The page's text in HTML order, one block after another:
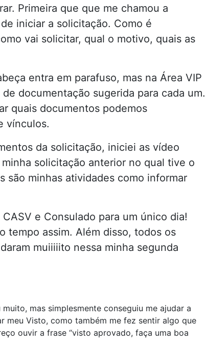
Primeira que que me chamou a
iniciar a solicitação. Como é
vai solicitar, qual o motivo, quais as
entra em parafuso, mas na Área VIP
documentação sugerida para cada um.
quais documentos podemos
vínculos.
da solicitação, iniciei as vídeo
solicitação anterior no qual tive o
são minhas atividades como informar
e Consulado para um único dia!
tempo assim. Além disso, todos os
muiiiiito nessa minha segunda
mas simplesmente conseguiu me ajudar a
meu Visto, como também me fez sentir algo que
ouvir a frase “visto aprovado, faça uma boa